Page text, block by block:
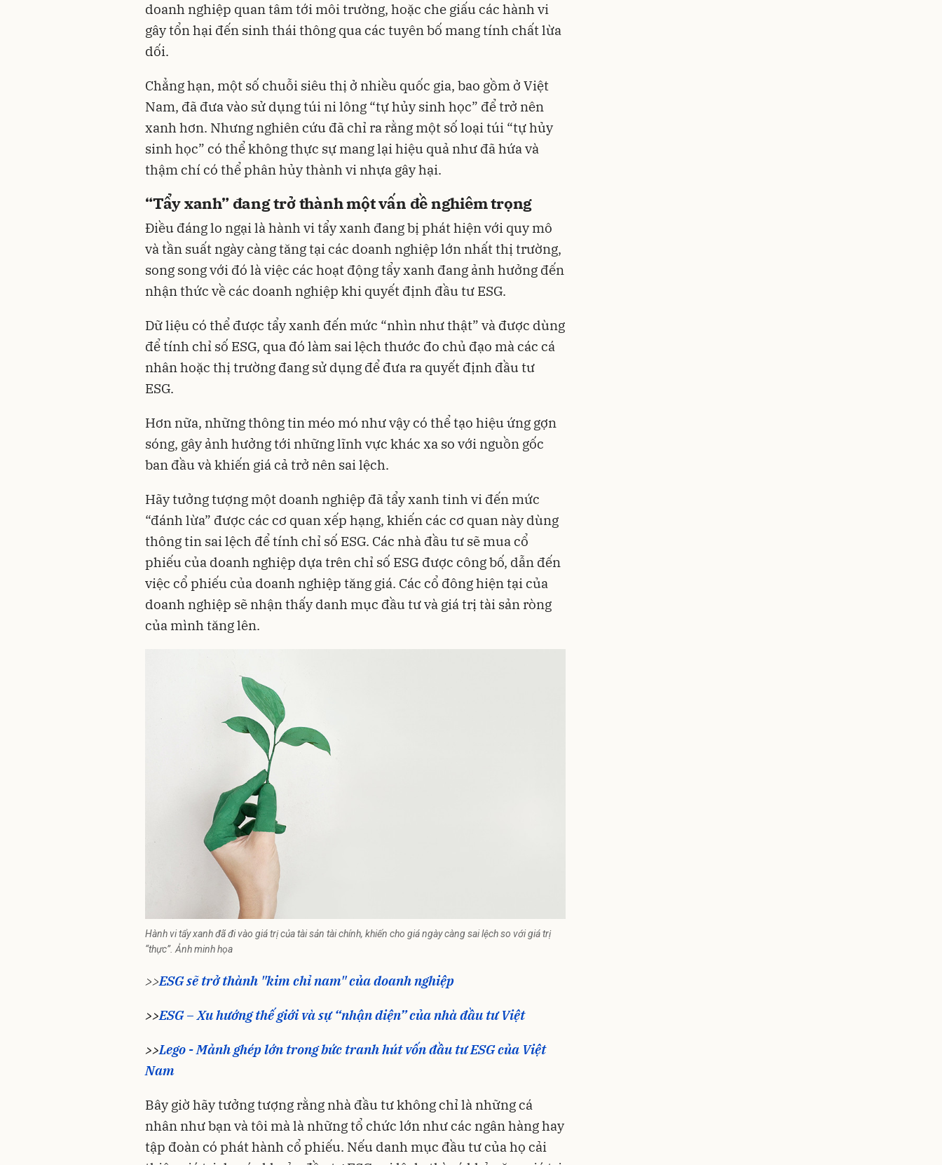
doanh nghiệp quan tâm tới môi trường, hoặc che giấu các hành vi
gây tổn hại đến sinh thái thông qua các tuyên bố mang tính chất lừa
dối.
Chẳng hạn, một số chuỗi siêu thị ở nhiều quốc gia, bao gồm ở Việt
Nam, đã đưa vào sử dụng túi ni lông “tự hủy sinh học” để trở nên
xanh hơn. Nhưng nghiên cứu đã chỉ ra rằng một số loại túi “tự hủy
sinh học” có thể không thực sự mang lại hiệu quả như đã hứa và
thậm chí có thể phân hủy thành vi nhựa gây hại.
“Tẩy xanh” đang trở thành một vấn đề nghiêm trọng
Điều đáng lo ngại là hành vi tẩy xanh đang bị phát hiện với quy mô
và tần suất ngày càng tăng tại các doanh nghiệp lớn nhất thị trường,
song song với đó là việc các hoạt động tẩy xanh đang ảnh hưởng đến
nhận thức về các doanh nghiệp khi quyết định đầu tư ESG.
Dữ liệu có thể được tẩy xanh đến mức “nhìn như thật” và được dùng
để tính chỉ số ESG, qua đó làm sai lệch thước đo chủ đạo mà các cá
nhân hoặc thị trường đang sử dụng để đưa ra quyết định đầu tư
ESG.
Hơn nữa, những thông tin méo mó như vậy có thể tạo hiệu ứng gợn
sóng, gây ảnh hưởng tới những lĩnh vực khác xa so với nguồn gốc
ban đầu và khiến giá cả trở nên sai lệch.
Hãy tưởng tượng một doanh nghiệp đã tẩy xanh tinh vi đến mức
“đánh lừa” được các cơ quan xếp hạng, khiến các cơ quan này dùng
thông tin sai lệch để tính chỉ số ESG. Các nhà đầu tư sẽ mua cổ
phiếu của doanh nghiệp dựa trên chỉ số ESG được công bố, dẫn đến
việc cổ phiếu của doanh nghiệp tăng giá. Các cổ đông hiện tại của
doanh nghiệp sẽ nhận thấy danh mục đầu tư và giá trị tài sản ròng
của mình tăng lên.
Hành vi tẩy xanh đã đi vào giá trị của tài sản tài chính, khiến cho giá ngày càng sai lệch so với giá trị
“thực”. Ảnh minh họa
>>ESG sẽ trở thành "kim chỉ nam" của doanh nghiệp
>>ESG – Xu hướng thế giới và sự “nhận diện” của nhà đầu tư Việt
>>Lego - Mảnh ghép lớn trong bức tranh hút vốn đầu tư ESG của Việt
Nam
Bây giờ hãy tưởng tượng rằng nhà đầu tư không chỉ là những cá
nhân như bạn và tôi mà là những tổ chức lớn như các ngân hàng hay
tập đoàn có phát hành cổ phiếu. Nếu danh mục đầu tư của họ cải